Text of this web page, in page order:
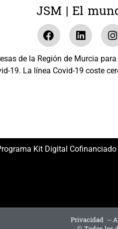
JSM | El
de la Región de Murcia
19. La línea Covid-19 coste
Kit Digital
Privacidad –